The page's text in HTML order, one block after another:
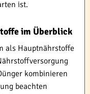
ist.
im Überblick
als Hauptnährstoffe
kombinieren
beachten